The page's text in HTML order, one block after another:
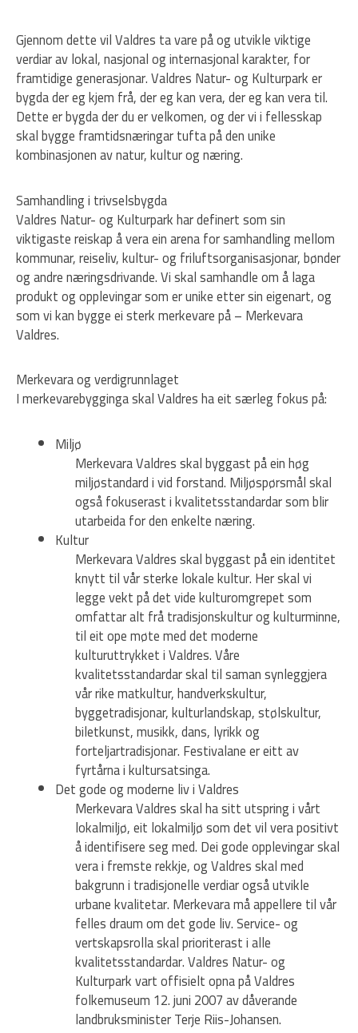
Gjennom dette vil Valdres ta vare på og utvikle viktige
verdiar av lokal, nasjonal og internasjonal karakter, for
framtidige generasjonar. Valdres Natur- og Kulturpark er
bygda der eg kjem frå, der eg kan vera, der eg kan vera til.
Dette er bygda der du er velkomen, og der vi i fellesskap
skal bygge framtidsnæringar tufta på den unike
kombinasjonen av natur, kultur og næring.
Samhandling i trivselsbygda
Valdres Natur- og Kulturpark har definert som sin
viktigaste reiskap å vera ein arena for samhandling mellom
kommunar, reiseliv, kultur- og friluftsorganisasjonar, bønder
og andre næringsdrivande. Vi skal samhandle om å laga
produkt og opplevingar som er unike etter sin eigenart, og
som vi kan bygge ei sterk merkevare på – Merkevara
Valdres.
Merkevara og verdigrunnlaget
I merkevarebygginga skal Valdres ha eit særleg fokus på:
Miljø
Merkevara Valdres skal byggast på ein høg
miljøstandard i vid forstand. Miljøspørsmål skal
også fokuserast i kvalitetsstandardar som blir
utarbeida for den enkelte næring.
Kultur
Merkevara Valdres skal byggast på ein identitet
knytt til vår sterke lokale kultur. Her skal vi
legge vekt på det vide kulturomgrepet som
omfattar alt frå tradisjonskultur og kulturminne,
til eit ope møte med det moderne
kulturuttrykket i Valdres. Våre
kvalitetsstandardar skal til saman synleggjera
vår rike matkultur, handverkskultur,
byggetradisjonar, kulturlandskap, stølskultur,
biletkunst, musikk, dans, lyrikk og
forteljartradisjonar. Festivalane er eitt av
fyrtårna i kultursatsinga.
Det gode og moderne liv i Valdres
Merkevara Valdres skal ha sitt utspring i vårt
lokalmiljø, eit lokalmiljø som det vil vera positivt
å identifisere seg med. Dei gode opplevingar skal
vera i fremste rekkje, og Valdres skal med
bakgrunn i tradisjonelle verdiar også utvikle
urbane kvalitetar. Merkevara må appellere til vår
felles draum om det gode liv. Service- og
vertskapsrolla skal prioriterast i alle
kvalitetsstandardar. Valdres Natur- og
Kulturpark vart offisielt opna på Valdres
folkemuseum 12. juni 2007 av dåverande
landbruksminister Terje Riis-Johansen.